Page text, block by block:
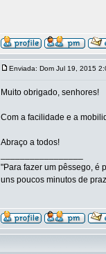
Enviada: Dom Jul 19, 2015
Muito obrigado, senhores!
Com a facilidade e a
Abraço a todos!
"Para fazer um pêssego, é
uns poucos minutos de